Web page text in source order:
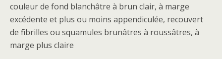
couleur de fond blanchâtre à brun clair, à marge
excédente et plus ou moins appendiculée, recouvert
de fibrilles ou squamules brunâtres à roussâtres, à
marge plus claire